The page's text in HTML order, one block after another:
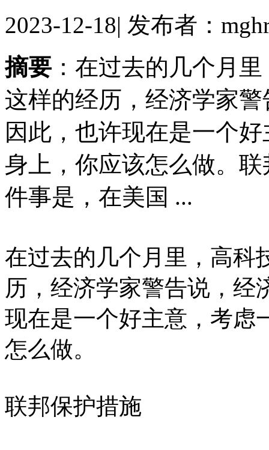
2023-12-18| 发布者：
摘要 ：在过去的几个月
这样的经历，经济学家
因此，也许现在是一个
身上，你应该怎么做。
件事是，在美国 ...
在过去的几个月里，高科
历，经济学家警告说，经
现在是一个好主意，考虑
怎么做。
联邦保护措施